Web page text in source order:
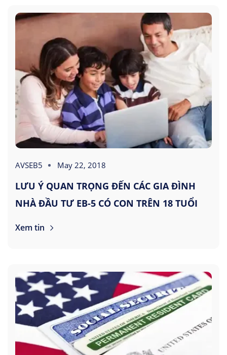
AVSEB5 May 22, 2018
LƯU Ý QUAN TRỌNG ĐẾN CÁC GIA ĐÌNH
NHÀ ĐẦU TƯ EB-5 CÓ CON TRÊN 18 TUỔI
Xem tin